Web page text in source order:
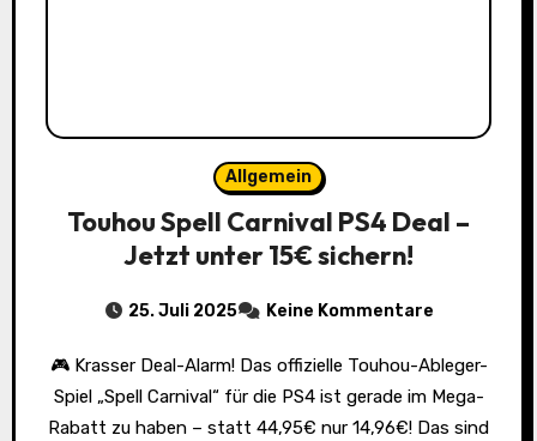
Allgemein
Touhou Spell Carnival PS4 Deal –
Jetzt unter 15€ sichern!
25. Juli 2025 Keine Kommentare
🎮 Krasser Deal-Alarm! Das offizielle Touhou-Ableger-
Spiel „Spell Carnival“ für die PS4 ist gerade im Mega-
Rabatt zu haben – statt 44,95€ nur 14,96€! Das sind